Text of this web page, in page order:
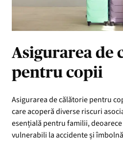
Asigurarea de
pentru copii
Asigurarea de călătorie pentru
care acoperă diverse riscuri
esențială pentru familii,
vulnerabili la accidente și